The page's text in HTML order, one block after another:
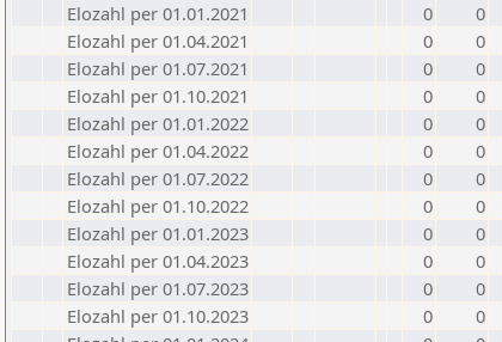
Elozahl per 01.01.2021
0
0
Elozahl per 01.04.2021
0
0
Elozahl per 01.07.2021
0
0
Elozahl per 01.10.2021
0
0
Elozahl per 01.01.2022
0
0
Elozahl per 01.04.2022
0
0
Elozahl per 01.07.2022
0
0
Elozahl per 01.10.2022
0
0
Elozahl per 01.01.2023
0
0
Elozahl per 01.04.2023
0
0
Elozahl per 01.07.2023
0
0
Elozahl per 01.10.2023
0
0